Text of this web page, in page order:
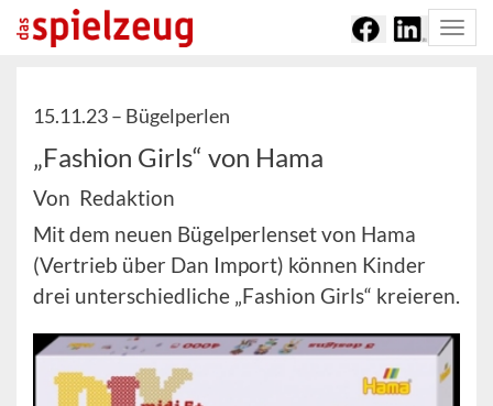
15.11.23 – Bügelperlen
„Fashion Girls“ von Hama
Von Redaktion
Mit dem neuen Bügelperlenset von Hama
(Vertrieb über Dan Import) können Kinder
drei unterschiedliche „Fashion Girls“ kreieren.